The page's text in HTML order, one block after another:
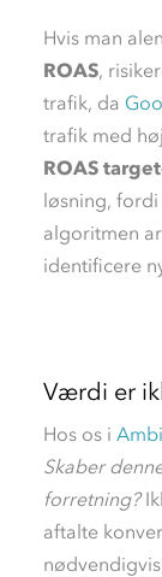
Hvis man
ROAS,
trafik, da
trafik med
ROAS
løsning,
algoritmen
identificere
Værdi er
Hos os i
Skaber
forretning?
aftalte